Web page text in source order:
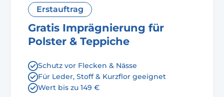
Erstauftrag
Gratis Imprägnierung für
Polster & Teppiche
Schutz vor Flecken & Nässe
Für Leder, Stoff & Kurzflor geeignet
Wert bis zu 149 €